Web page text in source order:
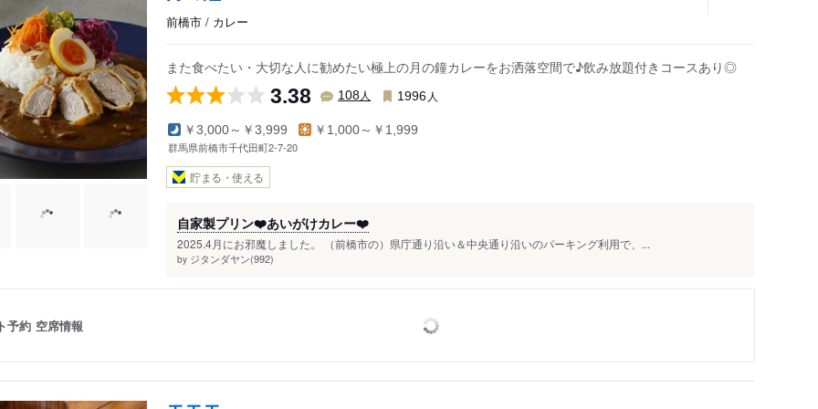
前橋市 / カレー
また食べたい・大切な人に勧めたい極上の月の鐘カレーをお洒落空間で♪飲み放題付きコースあり◎
3.38 108人 1996 人
￥3,000～￥3,999
￥1,000～￥1,999
群馬県前橋市千代田町2-7-20
貯まる・使える
自家製プリン❤️あいがけカレー❤️
2025.4月にお邪魔しました。 （前橋市の）県庁通り沿い＆中央通り沿いのパーキング利用で、...
by ジタンダヤン(992)
予約 空席情報